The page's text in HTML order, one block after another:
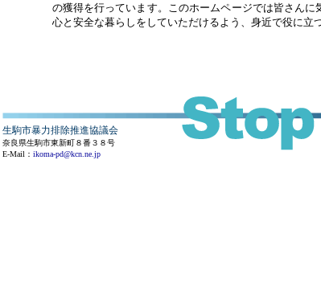
の獲得を行っています。このホームページでは皆さん
心と安全な暮らしをしていただけるよう、身近で役に立
生駒市暴力排除推進協議会
奈良県生駒市東新町８番３８号
E-Mail： ikoma-pd@kcn.ne.jp